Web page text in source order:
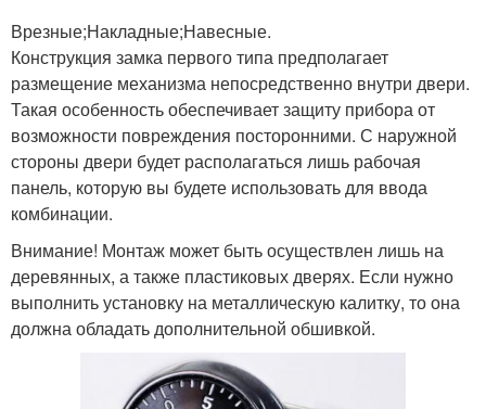
Врезные;Накладные;Навесные.
Конструкция замка первого типа предполагает
размещение механизма непосредственно внутри двери.
Такая особенность обеспечивает защиту прибора от
возможности повреждения посторонними. С наружной
стороны двери будет располагаться лишь рабочая
панель, которую вы будете использовать для ввода
комбинации.
Внимание! Монтаж может быть осуществлен лишь на
деревянных, а также пластиковых дверях. Если нужно
выполнить установку на металлическую калитку, то она
должна обладать дополнительной обшивкой.